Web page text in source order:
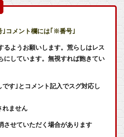
いまだに続いていると聞いてビビる漫画「ながされて藍蘭島」「咲」「らき☆すた」
気 他
んっ♪ 他
かよ
漫画、ガチで怖いwwwww他
｣コメント欄には｢※番号｣
るようお願いします。荒らしはレス
にしています。無視すれば飽きてい
です｣とコメント記入でスグ対応し
れません
させていただく場合があります